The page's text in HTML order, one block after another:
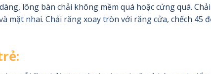
lông bàn chải không mềm quá hoặc cứng quá.
nhai. Chải răng xoay tròn với răng cửa, chếch 45